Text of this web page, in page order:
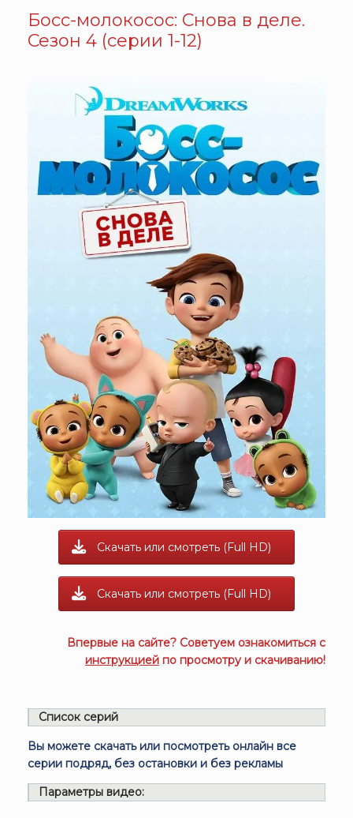
Босс-молокосос: Снова в деле.
Сезон 4 (серии 1-12)
Скачать или смотреть (Full HD)
Скачать или смотреть (Full HD)
Впервые на сайте? Советуем ознакомиться с
инструкцией по просмотру и скачиванию!
Список серий
Вы можете скачать или посмотреть онлайн все
серии подряд, без остановки и без рекламы
Параметры видео: